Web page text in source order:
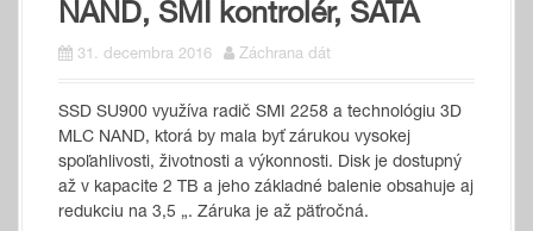
NAND, SMI kontrolér, SATA
31. decembra 2016 Záchrana dát
SSD SU900 využíva radič SMI 2258 a technológiu 3D
MLC NAND, ktorá by mala byť zárukou vysokej
spoľahlivosti, životnosti a výkonnosti. Disk je dostupný
až v kapacite 2 TB a jeho základné balenie obsahuje aj
redukciu na 3,5 „. Záruka je až päťročná.